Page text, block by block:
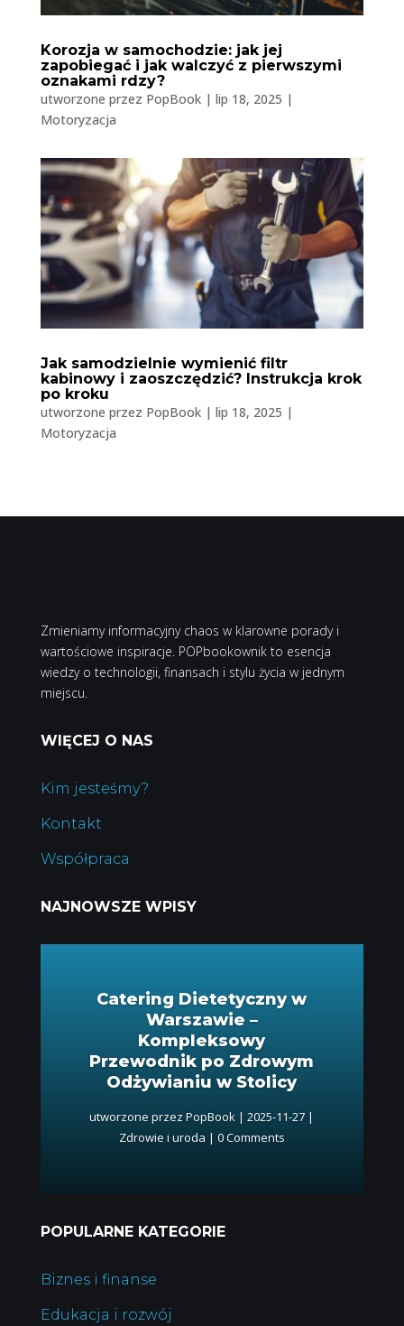
Korozja w samochodzie: jak jej
zapobiegać i jak walczyć z pierwszymi
oznakami rdzy?
utworzone przez PopBook| lip 18, 2025 |
Motoryzacja
Jak samodzielnie wymienić filtr
kabinowy i zaoszczędzić? Instrukcja krok
po kroku
utworzone przez PopBook| lip 18, 2025 |
Motoryzacja
Zmieniamy informacyjny chaos w klarowne porady i
wartościowe inspiracje. POPbookownik to esencja
wiedzy o technologii, finansach i stylu życia w jednym
miejscu.
WIĘCEJ O NAS
Kim jesteśmy?
Kontakt
Współpraca
NAJNOWSZE WPISY
Catering Dietetyczny w
Warszawie –
Kompleksowy
Przewodnik po Zdrowym
Odżywianiu w Stolicy
utworzone przezPopBook |2025-11-27 |
Zdrowie i uroda | 0 Comments
POPULARNE KATEGORIE
Biznes i finanse
Edukacja i rozwój